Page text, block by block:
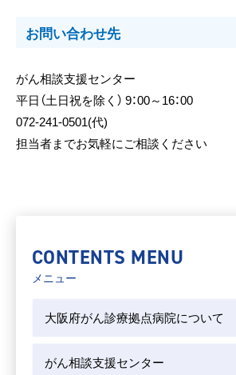
お問い合わせ先
がん相談支援センター
平日（土日祝を除く） 9：00～16：00
072-241-0501(代)
担当者までお気軽にご相談ください
CONTENTS MENU
メニュー
大阪府がん診療拠点病院について
がん相談支援センター